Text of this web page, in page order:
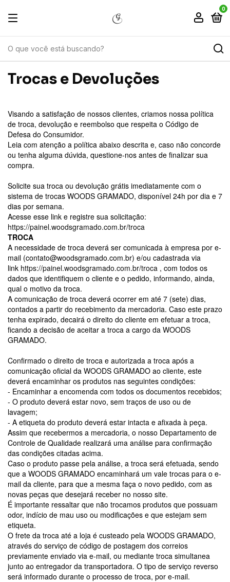
0
Trocas e Devoluções
Visando a satisfação de nossos clientes, criamos nossa política
de troca, devolução e reembolso que respeita o Código de
Defesa do Consumidor.
Leia com atenção a política abaixo descrita e, caso não concorde
ou tenha alguma dúvida, questione-nos antes de finalizar sua
compra.
Solicite sua troca ou devolução grátis imediatamente com o
sistema de trocas WOODS GRAMADO, disponível 24h por dia e 7
dias por semana.
Acesse esse link e registre sua solicitação:
https://painel.woodsgramado.com.br/troca
TROCA
A necessidade de troca deverá ser comunicada à empresa por e-
mail (contato@woodsgramado.com.br) e/ou cadastrada via
link https://painel.woodsgramado.com.br/troca , com todos os
dados que identifiquem o cliente e o pedido, informando, ainda,
qual o motivo da troca.
A comunicação de troca deverá ocorrer em até 7 (sete) dias,
contados a partir do recebimento da mercadoria. Caso este prazo
tenha expirado, decairá o direito do cliente em efetuar a troca,
ficando a decisão de aceitar a troca a cargo da WOODS
GRAMADO.
Confirmado o direito de troca e autorizada a troca após a
comunicação oficial da WOODS GRAMADO ao cliente, este
deverá encaminhar os produtos nas seguintes condições:
- Encaminhar a encomenda com todos os documentos recebidos;
- O produto deverá estar novo, sem traços de uso ou de
lavagem;
- A etiqueta do produto deverá estar intacta e afixada à peça.
Assim que recebermos a mercadoria, o nosso Departamento de
Controle de Qualidade realizará uma análise para confirmação
das condições citadas acima.
Caso o produto passe pela análise, a troca será efetuada, sendo
que a WOODS GRAMADO encaminhará um vale trocas para o e-
mail da cliente, para que a mesma faça o novo pedido, com as
novas peças que desejará receber no nosso site.
É importante ressaltar que não trocamos produtos que possuam
odor, indício de mau uso ou modificações e que estejam sem
etiqueta.
O frete da troca até a loja é custeado pela WOODS GRAMADO,
através do serviço de código de postagem dos correios
previamente enviado via e-mail, ou mediante troca simultanea
junto ao entregador da transportadora. O tipo de serviço reverso
será informado durante o processo de troca, por e-mail.